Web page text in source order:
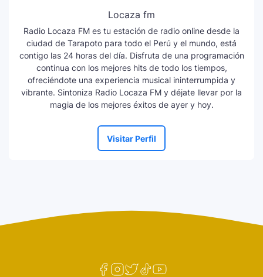
Locaza fm
Radio Locaza FM es tu estación de radio online desde la
ciudad de Tarapoto para todo el Perú y el mundo, está
contigo las 24 horas del día. Disfruta de una programación
continua con los mejores hits de todo los tiempos,
ofreciéndote una experiencia musical ininterrumpida y
vibrante. Sintoniza Radio Locaza FM y déjate llevar por la
magia de los mejores éxitos de ayer y hoy.
Visitar Perfil